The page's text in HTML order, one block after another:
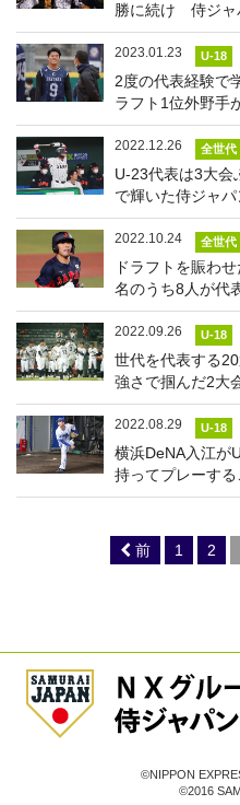
勝に続け 侍ジャ
2023.01.23 U-18
2度の代表経験で
ラフト1位外野手
2022.12.26 全世代
U-23代表は3大
で輝いた侍ジャ
2022.10.24 全世代
ドラフトを賑わ
名のうち8人が代
2022.09.26 U-18
世代を代表する
強さで掴んだ2大
2022.08.29 U-18
横浜DeNA入江
持ってプレーする
前 1 2
©NIPPON
©2016